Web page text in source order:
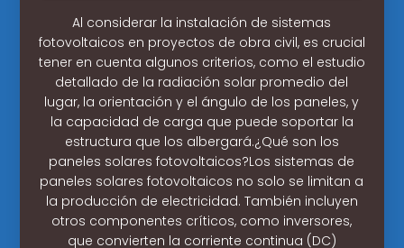
Al considerar la instalación de sistemas
fotovoltaicos en proyectos de obra civil, es crucial
tener en cuenta algunos criterios, como el estudio
detallado de la radiación solar promedio del
lugar, la orientación y el ángulo de los paneles, y
la capacidad de carga que puede soportar la
estructura que los albergará.¿Qué son los
paneles solares fotovoltaicos?Los sistemas de
paneles solares fotovoltaicos no solo se limitan a
la producción de electricidad. También incluyen
otros componentes críticos, como inversores,
que convierten la corriente continua (DC)